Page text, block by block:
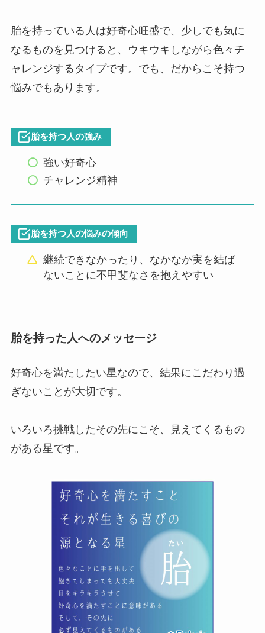
胎を持っている人は好奇心旺盛で、少しでも気に
なるものを見つけると、ウキウキしながら色々チ
ャレンジするタイプです。でも、だからこそ持つ
悩みでもあります。
胎を持つ人の強み
強い好奇心
チャレンジ精神
胎を持つ人の悩みの傾向
継続できなかったり、なかなか実を結ば
ないことに不甲斐なさを抱えやすい
胎を持った人へのメッセージ
好奇心を満たしたい星なので、結果にこだわり過
ぎないことが大切です。
いろいろ挑戦したその先にこそ、見えてくるもの
がある星です。